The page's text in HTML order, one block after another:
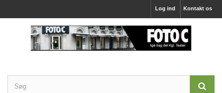
Kontakt os
Log ind